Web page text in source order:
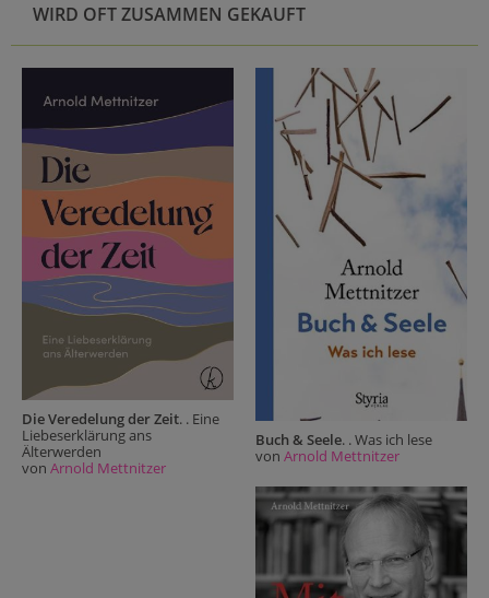
WIRD OFT ZUSAMMEN GEKAUFT
Die Veredelung der Zeit. . Eine
Liebeserklärung ans
Älterwerden
von Arnold Mettnitzer
Buch & Seele. . Was ich lese
von Arnold Mettnitzer